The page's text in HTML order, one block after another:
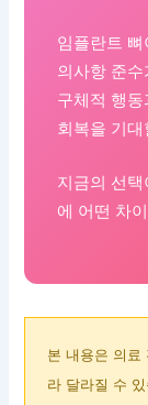
임플란트
의사항 준
구체적 행
회복을 기
지금의 선
에 어떤 차
본 내용은 의료
라 달라질 수